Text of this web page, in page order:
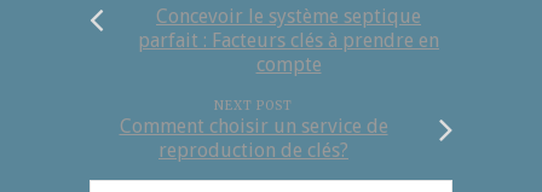
Concevoir le système septique
parfait : Facteurs clés à prendre en
compte
NEXT POST
Comment choisir un service de
reproduction de clés?